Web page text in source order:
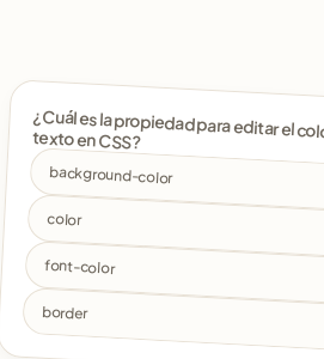
texto en CSS?
background-color
color
font-color
border